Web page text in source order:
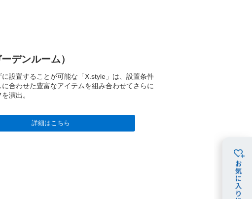
デンルーム）
設置することが可能な「X.style」は、設置条件
合わせた豊富なアイテムを組み合わせてさらに
演出。
詳細はこちら